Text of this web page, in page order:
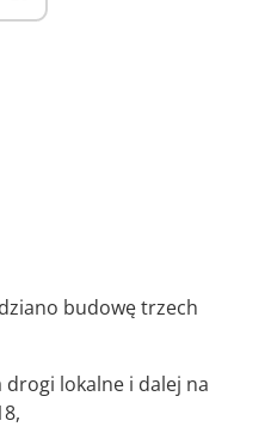
budowę trzech
drogi lokalne i dalej na